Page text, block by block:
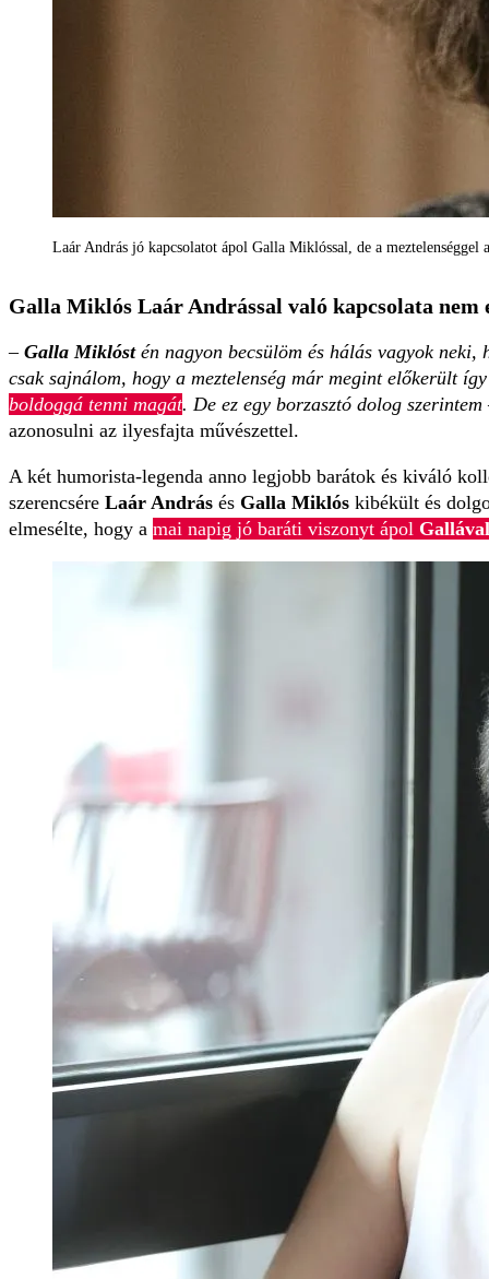
Laár András jó kapcsolatot ápol Galla Miklóssal, de a
Galla Miklós Laár Andrással való kapcsolata nem
– Galla Miklóstén nagyon becsülöm és hálás vagyok
csak sajnálom, hogy a meztelenség már megint előkerült
boldoggá tenni magát. De ez egy borzasztó dolog szerintem
azonosulni az ilyesfajta művészettel.
A két humorista-legenda anno legjobb barátok és kiváló
szerencsére Laár András és Galla Miklós kibékült és
elmesélte, hogy a mai napig jó baráti viszonyt ápol Gallával